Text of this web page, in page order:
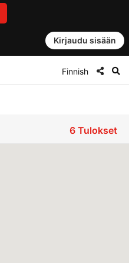
Kirjaudu sisään
Finnish
6Tulokset